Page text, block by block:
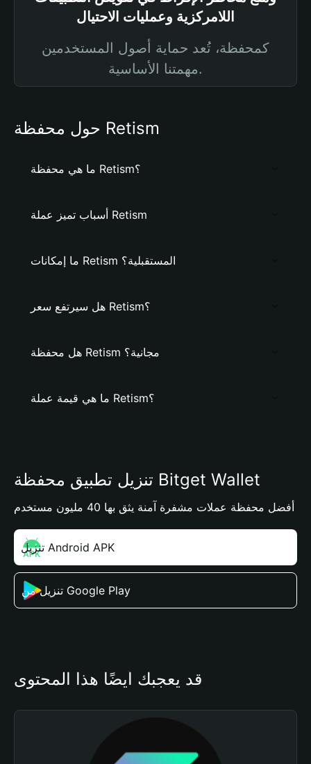
اللامركزية وعمليات الاحتيال
كمحفظة، تُعد حماية أصول المستخدمين
مهمتنا الأساسية.
حول محفظة Retism
ما هي محفظة Retism؟
أسباب تميز عملة Retism
ما إمكانات Retism المستقبلية؟
هل سيرتفع سعر Retism؟
هل محفظة Retism مجانية؟
ما هي قيمة عملة Retism؟
تنزيل تطبيق محفظة Bitget Wallet
أفضل محفظة عملات مشفرة آمنة يثق بها 40 مليون مستخدم
تنزيل Android APK
تنزيل من Google Play
قد يعجبك أيضًا هذا المحتوى